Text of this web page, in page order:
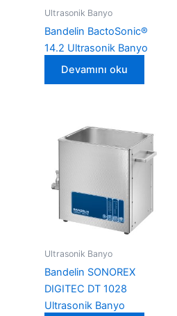
Ultrasonik Banyo
Bandelin BactoSonic®
14.2 Ultrasonik Banyo
Devamını oku
Ultrasonik Banyo
Bandelin SONOREX
DIGITEC DT 1028
Ultrasonik Banyo